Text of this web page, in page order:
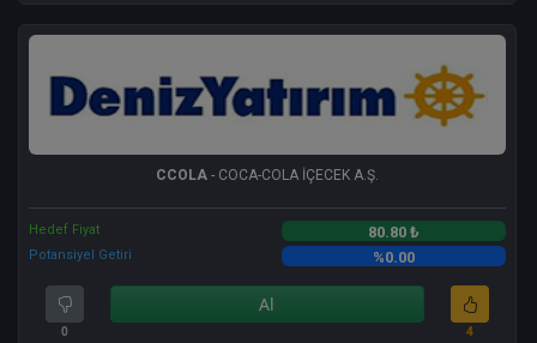
CCOLA - COCA-COLA İÇECEK A.Ş.
Hedef Fiyat 80.80 ₺
Potansiyel Getiri %0.00
0
Al
4